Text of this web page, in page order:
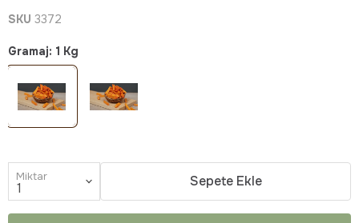
SKU 3372
Gramaj: 1 Kg
Miktar Sepete Ekle